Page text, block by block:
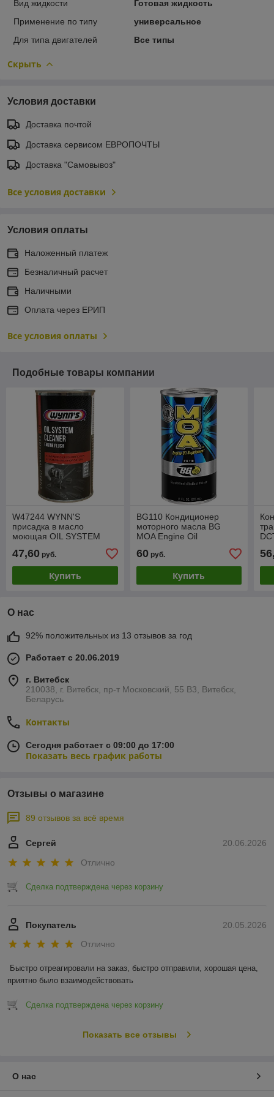
Вид жидкости
Готовая жидкость
Применение по типу
универсальное
Для типа двигателей
Все типы
Скрыть
Условия доставки
Доставка почтой
Доставка сервисом ЕВРОПОЧТЫ
Доставка "Самовывоз"
Все условия доставки
Условия оплаты
Наложенный платеж
Безналичный расчет
Наличными
Оплата через ЕРИП
Все условия оплаты
Подобные товары компании
W47244 WYNN'S
присадка в масло
моющая OIL SYSTEM
47,60 руб.
Купить
BG110 Кондиционер
моторного масла BG
MOA Engine Oil
60руб.
Купить
О нас
92% положительных из 13 отзывов за год
Работает с 20.06.2019
г. Витебск
210038, г. Витебск, пр-т Московский, 55 B3, Витебск,
Беларусь
Контакты
Сегодня работает с 09:00 до 17:00
Показать весь график работы
Отзывы о магазине
89 отзывов за всё время
20.06.2026
Сергей
Отлично
Сделка подтверждена через корзину
20.05.2026
Покупатель
Отлично
Быстро отреагировали на заказ, быстро отправили, хорошая цена,
приятно было взаимодействовать
Сделка подтверждена через корзину
Показать все отзывы
О нас